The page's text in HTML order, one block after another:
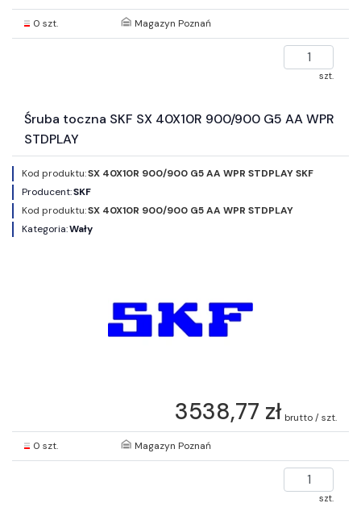
0 szt. Magazyn Poznań
szt.
Śruba toczna SKF SX 40X10R 900/900 G5 AA WPR
STDPLAY
Kod produktu:SX 40X10R 900/900 G5 AA WPR STDPLAY SKF
Producent:SKF
Kod produktu:SX 40X10R 900/900 G5 AA WPR STDPLAY
Kategoria:Wały
3538,77 zł brutto / szt.
0 szt. Magazyn Poznań
szt.